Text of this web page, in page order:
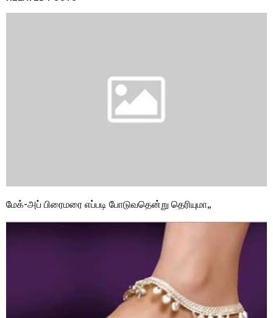
மேக்-அப் பிரைமரை எப்படி போடுவதென்று தெரியுமா,,